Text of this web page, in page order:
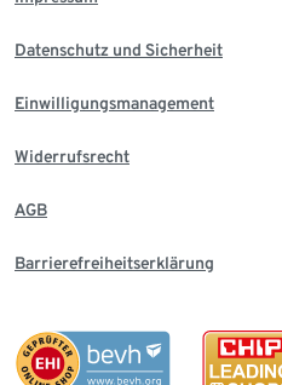
Datenschutz und Sicherheit
Einwilligungsmanagement
Widerrufsrecht
AGB
Barrierefreiheitserklärung